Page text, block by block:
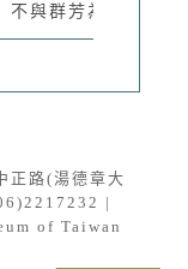
不與群芳為...
正路(湯德章大
|
of Taiwan